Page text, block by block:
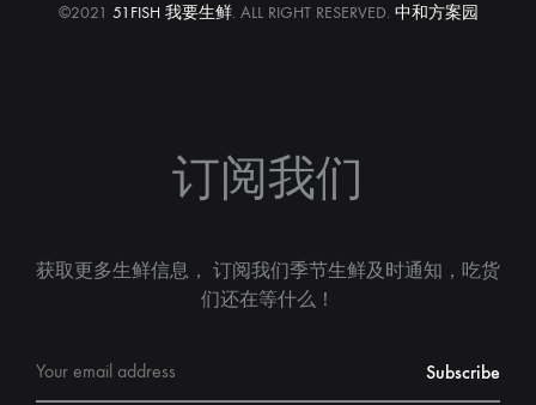
©2021 51FISH 我要生鲜. ALL RIGHT RESERVED. 中和方案园
订阅我们
获取更多生鲜信息， 订阅我们季节生鲜及时通知，吃货
们还在等什么！